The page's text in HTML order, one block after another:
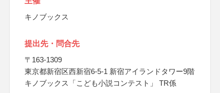
キノブックス
提出先・問合先
〒163-1309
東京都新宿区西新宿6-5-1 新宿アイランドタワー9階
キノブックス「こども小説コンテスト」 TR係